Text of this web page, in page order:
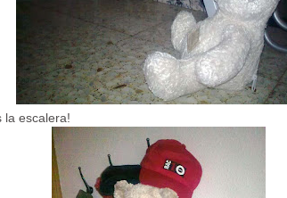
la escalera!